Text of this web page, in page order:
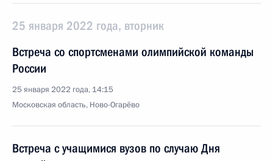
25 января 2022 года, вторник
Встреча со спортсменами олимпийской команды
России
25 января 2022 года, 14:15
Московская область, Ново-Огарёво
Встреча с учащимися вузов по случаю Дня